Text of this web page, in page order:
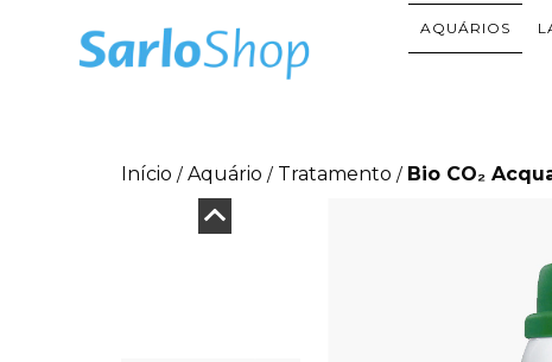
AQUÁRIOS
Início / Aquário / Tratamento / Bio CO₂